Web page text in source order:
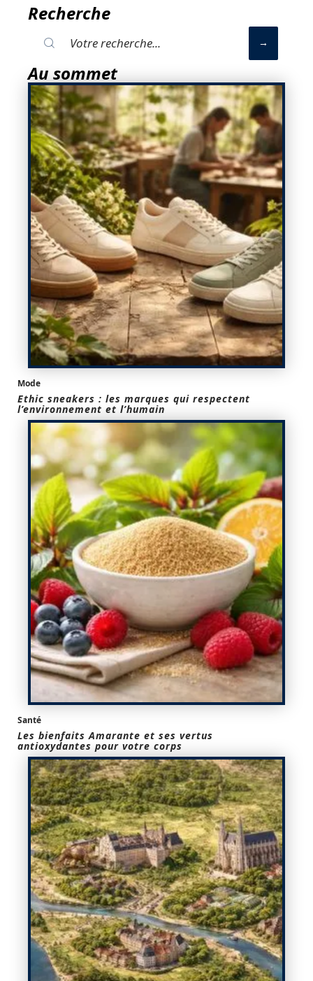
Recherche
Au sommet
Mode
Ethic sneakers : les marques qui respectent
l’environnement et l’humain
Santé
Les bienfaits Amarante et ses vertus
antioxydantes pour votre corps